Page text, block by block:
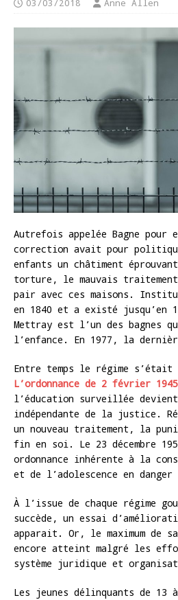
03/03/2018 Anne Allen
Autrefois appelée Bagne pour
correction avait pour
enfants un châtiment
torture, le mauvais
pair avec ces maisons.
en 1840 et a existé
Mettray est l’un des bagnes
l’enfance. En 1977, la
Entre temps le régime s’était
L’ordonnance de 2 février 1945
l’éducation surveillée devient
indépendante de la justice.
un nouveau traitement, la
fin en soi. Le 23 décembre
ordonnance inhérente à la
et de l’adolescence en
À l’issue de chaque régime
succède, un essai
apparait. Or, le maximum de
encore atteint malgré les
système juridique et
Les jeunes délinquants de 13